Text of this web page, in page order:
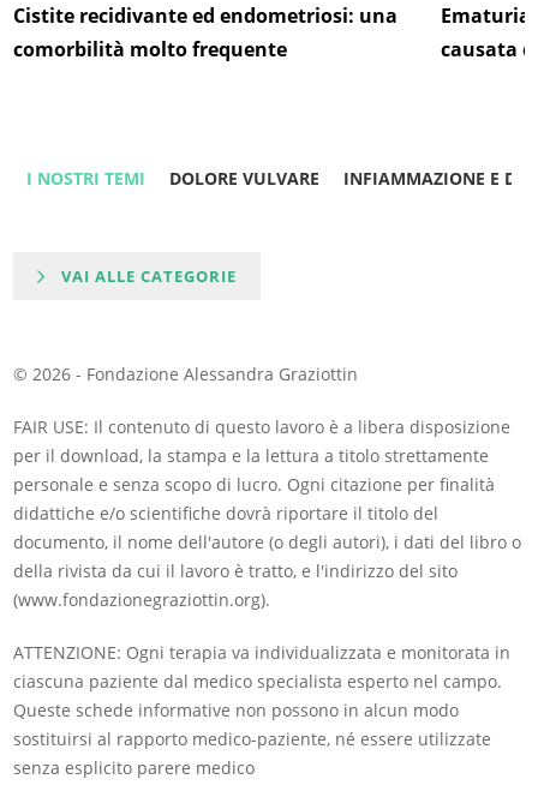
Cistite recidivante ed endometriosi: una
comorbilità molto frequente
Ematuria
causata
I NOSTRI TEMI DOLORE VULVARE INFIAMMAZIONE E
VAI ALLE CATEGORIE
© 2026 - Fondazione Alessandra Graziottin
FAIR USE: Il contenuto di questo lavoro è a libera disposizione
per il download, la stampa e la lettura a titolo strettamente
personale e senza scopo di lucro. Ogni citazione per finalità
didattiche e/o scientifiche dovrà riportare il titolo del
documento, il nome dell'autore (o degli autori), i dati del libro o
della rivista da cui il lavoro è tratto, e l'indirizzo del sito
(www.fondazionegraziottin.org).
ATTENZIONE: Ogni terapia va individualizzata e monitorata in
ciascuna paziente dal medico specialista esperto nel campo.
Queste schede informative non possono in alcun modo
sostituirsi al rapporto medico-paziente, né essere utilizzate
senza esplicito parere medico